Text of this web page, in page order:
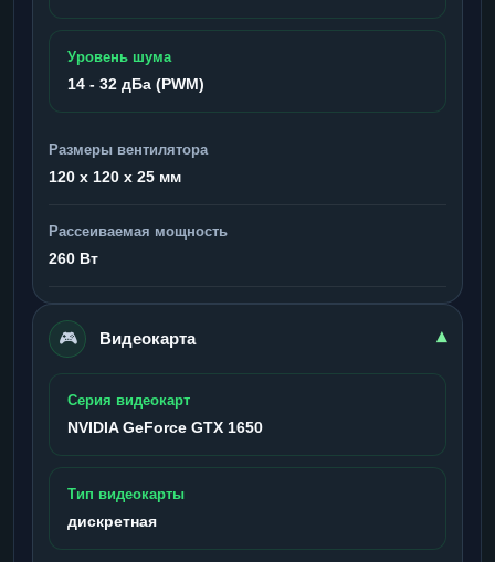
Уровень шума
14 - 32 дБа (PWM)
Размеры вентилятора
120 x 120 x 25 мм
Рассеиваемая мощность
260 Вт
🎮 Видеокарта ▾
Серия видеокарт
NVIDIA GeForce GTX 1650
Тип видеокарты
дискретная